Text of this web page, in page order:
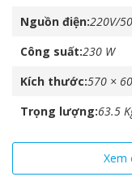
Máy nén sản
Nguồn điện 220V/
Công suất 230 W
Kích thước 570 ×
Trọng lượng 63.5
Xem